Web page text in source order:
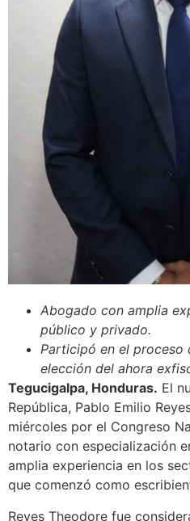
Abogado con amplia
público y privado.
Participó en el proceso
elección del ahora
Tegucigalpa, Honduras. El
República, Pablo Emilio
miércoles por el Congreso
notario con especialización
amplia experiencia en los
que comenzó como
Reyes Theodore fue